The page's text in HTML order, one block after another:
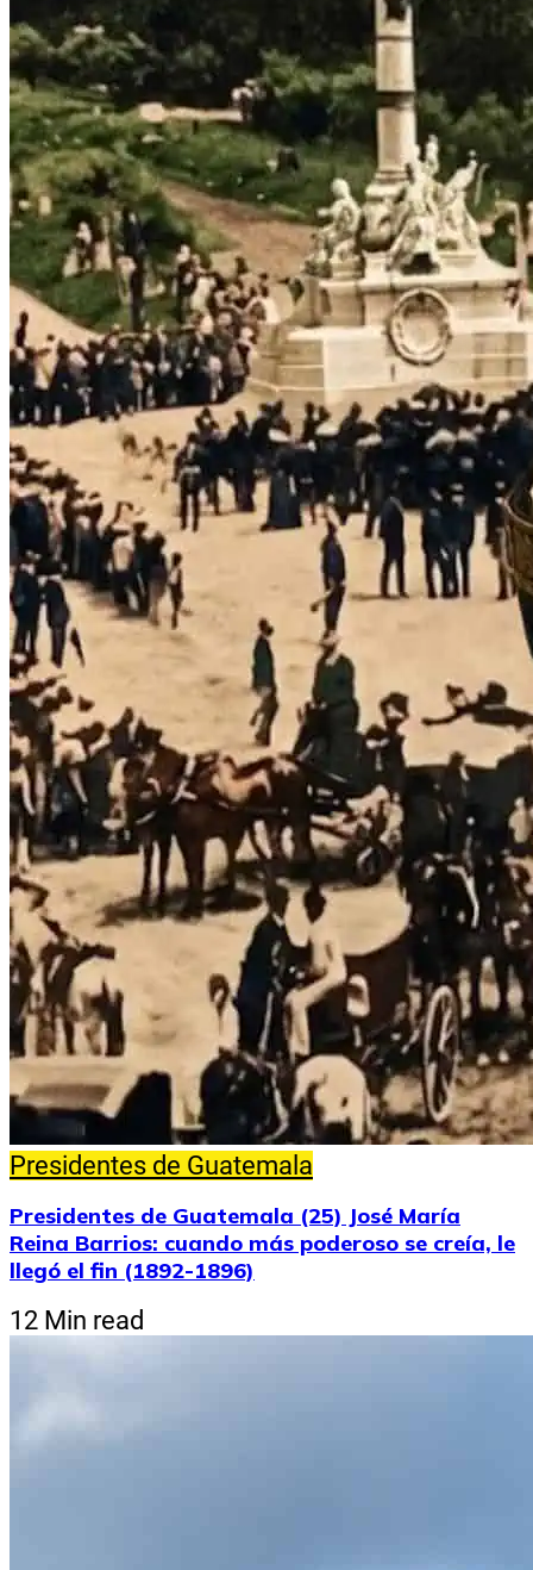
Presidentes de Guatemala
Presidentes de Guatemala (25) José María
Reina Barrios: cuando más poderoso se creía, le
llegó el fin (1892-1896)
12 Min read